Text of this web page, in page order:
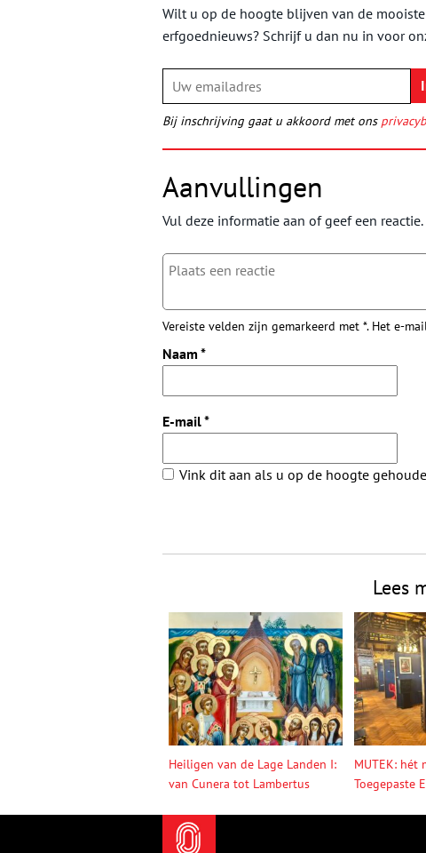
Wilt u op de hoogte blijven van de
erfgoednieuws? Schrijf u dan nu in voor
Bij inschrijving gaat u akkoord met ons
Aanvullingen
Vul deze informatie aan of geef een reactie.
Vereiste velden zijn gemarkeerd met *. Het e-
Naam *
E-mail*
Vink dit aan als u op de hoogte
Lees
Heiligen van de Lage Landen I:
van Cunera tot Lambertus
MUTEK: hét
Toegepaste